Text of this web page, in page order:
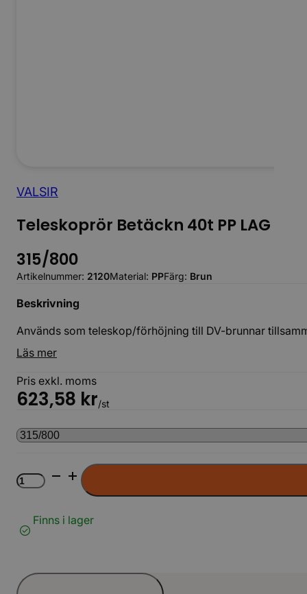
VALSIR
Teleskoprör Betäckn 40t PP LAG
315/800
Artikelnummer: 2120Material: PPFärg: Brun
Beskrivning
Används som teleskop/förhöjning till DV-brunnar
Läs mer
Pris exkl. moms
623,58 kr/st
Teleskoprör
Betäckn
LAG
mängd
Finns i lager